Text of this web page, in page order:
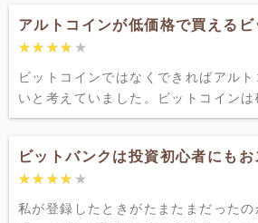
アルトコインが低価格で買えるビ
★★★★★
★★★★★
ビットコインではなくできればアル
いと考えていました。ビットコインは
ビットバンクは投資初心者にもお
★★★★★
★★★★★
私が登録したときがたまたまだったの